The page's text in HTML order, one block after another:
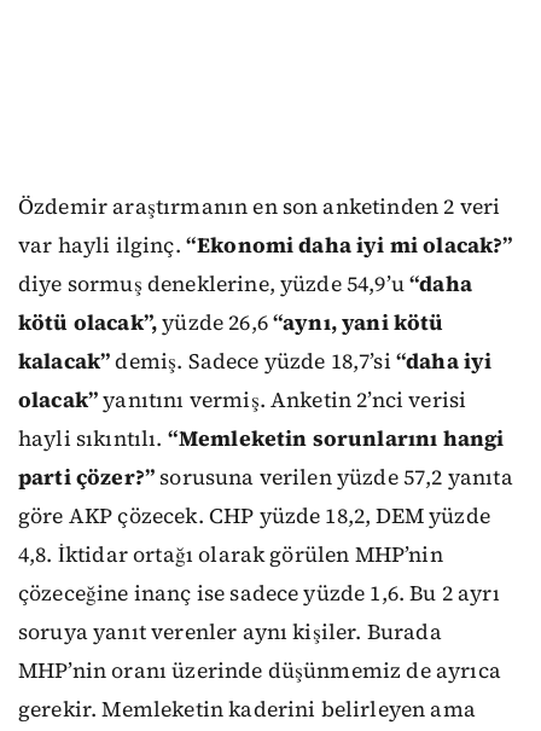
Özdemir araştırmanın en son anketinden 2 veri
var hayli ilginç. “Ekonomi daha iyi mi olacak?”
diye sormuş deneklerine, yüzde 54,9’u“daha
kötü olacak”,yüzde 26,6“aynı, yani kötü
kalacak”demiş. Sadece yüzde 18,7’si “daha iyi
olacak”yanıtını vermiş. Anketin 2’nci verisi
hayli sıkıntılı. “Memleketin sorunlarını hangi
parti çözer?”sorusuna verilen yüzde 57,2 yanıta
göre AKP çözecek. CHP yüzde 18,2, DEM yüzde
4,8. İktidar ortağı olarak görülen MHP’nin
çözeceğine inanç ise sadece yüzde 1,6. Bu 2 ayrı
soruya yanıt verenler aynı kişiler. Burada
MHP’nin oranı üzerinde düşünmemiz de ayrıca
gerekir. Memleketin kaderini belirleyen ama